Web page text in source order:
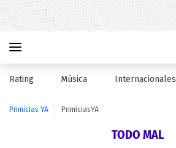
Rating Música Internacionales
Primicias YA PrimiciasYA
TODO MAL